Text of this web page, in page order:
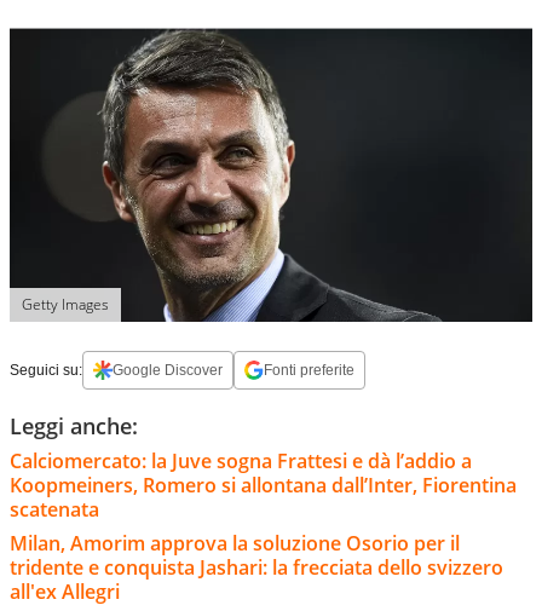
Getty Images
Seguici su: Google Discover Fonti preferite
Leggi anche:
Calciomercato: la Juve sogna Frattesi e dà l’addio a
Koopmeiners, Romero si allontana dall’Inter, Fiorentina
scatenata
Milan, Amorim approva la soluzione Osorio per il
tridente e conquista Jashari: la frecciata dello svizzero
all'ex Allegri